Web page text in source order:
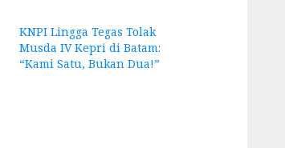
KNPI Lingga Tegas Tolak
Musda IV Kepri di Batam:
“Kami Satu, Bukan Dua!”